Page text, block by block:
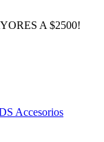
A $2500!
Accesorios